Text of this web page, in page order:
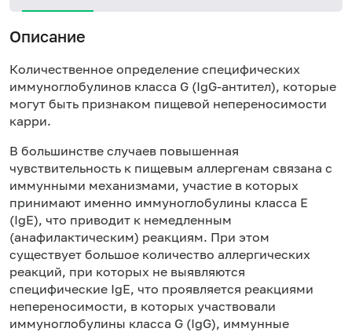
Описание
Количественное определение специфических
иммуноглобулинов класса G (IgG-антител), которые
могут быть признаком пищевой непереносимости
карри.
В большинстве случаев повышенная
чувствительность к пищевым аллергенам связана с
иммунными механизмами, участие в которых
принимают именно иммуноглобулины класса Е
(IgE), что приводит к немедленным
(анафилактическим) реакциям. При этом
существует большое количество аллергических
реакций, при которых не выявляются
специфические IgE, что проявляется реакциями
непереносимости, в которых участвовали
иммуноглобулины класса G (IgG), иммунные